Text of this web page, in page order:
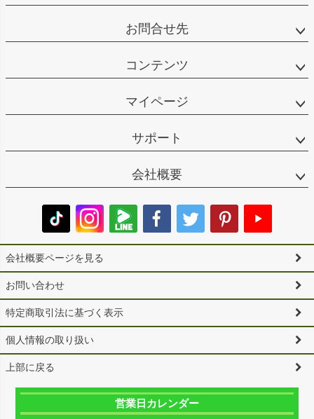
お問合せ先
コンテンツ
マイページ
サポート
会社概要
会社概要ページを見る
お問い合わせ
特定商取引法に基づく表示
個人情報の取り扱い
上部に戻る
営業日カレンダー